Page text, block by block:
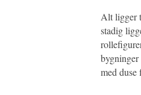
Alt ligger
stadig
bygninger
med